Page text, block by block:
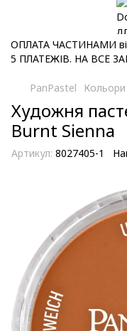
ОПЛАТА ЧАСТИНАМИ
5 ПЛАТЕЖІВ. НА ВСЕ
PanPastel Кольори
Художня
Burnt Sienna
Артикул: 8027405-1